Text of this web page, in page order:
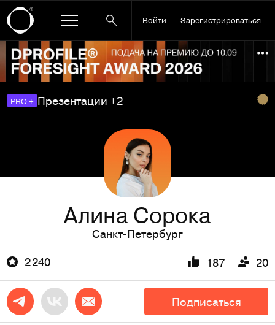
Войти Зарегистрироваться
Ссылка баннера
PRO + Презентации +2
Алина Сорока
Санкт-Петербург
2 240
187 20
Подписаться